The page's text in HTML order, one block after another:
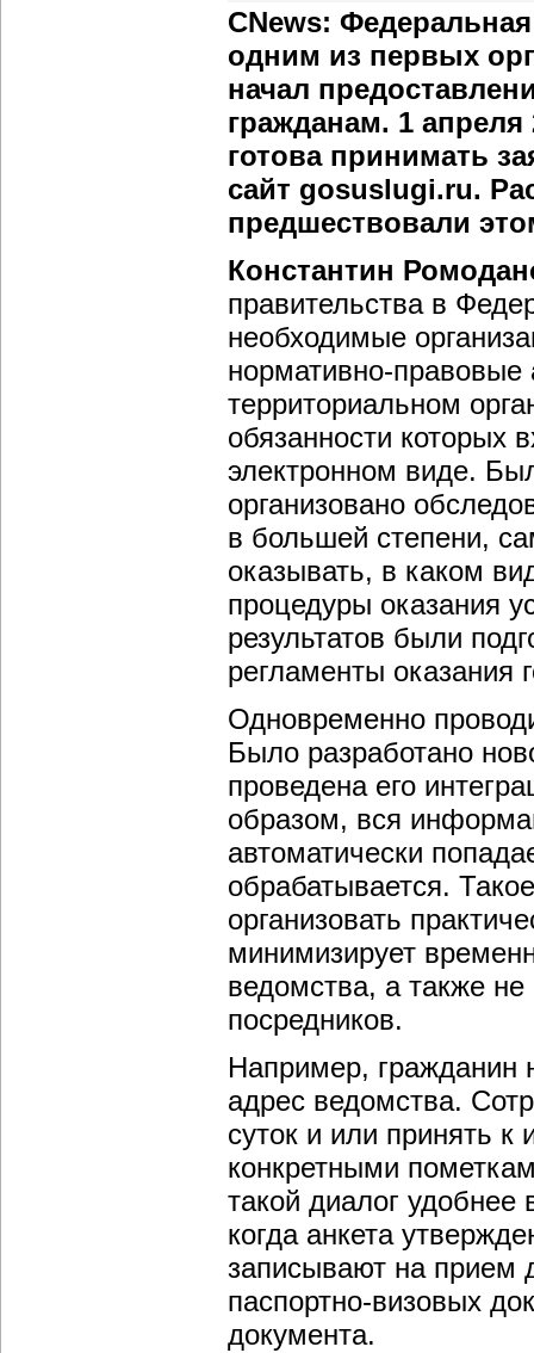
CNews:
одним из первых
начал
гражданам. 1
готова принимать
сайт gosuslugi.ru.
предшествовали
Константин
правительства в
необходимые
нормативно-
территориальном
обязанности которых
электронном виде.
организовано
в большей степени,
оказывать, в каком
процедуры оказания
результатов были
регламенты оказания
Одновременно
Было разработано
проведена его
образом, вся
автоматически
обрабатывается.
организовать
минимизирует
ведомства, а также
посредников.
Например, гражданин
адрес ведомства.
суток и или принять
конкретными
такой диалог
когда анкета
записывают на прием
паспортно-визовых
документа.